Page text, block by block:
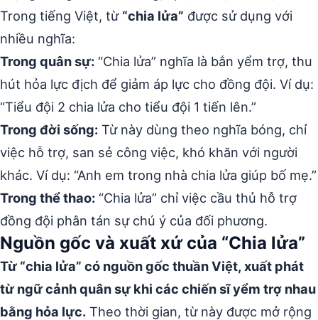
Trong tiếng Việt, từ “chia lửa” được sử dụng với
nhiều nghĩa:
Trong quân sự: “Chia lửa” nghĩa là bắn yểm trợ, thu
hút hỏa lực địch để giảm áp lực cho đồng đội. Ví dụ:
“Tiểu đội 2 chia lửa cho tiểu đội 1 tiến lên.”
Trong đời sống: Từ này dùng theo nghĩa bóng, chỉ
việc hỗ trợ, san sẻ công việc, khó khăn với người
khác. Ví dụ: “Anh em trong nhà chia lửa giúp bố mẹ.”
Trong thể thao: “Chia lửa” chỉ việc cầu thủ hỗ trợ
đồng đội phân tán sự chú ý của đối phương.
Nguồn gốc và xuất xứ của “Chia lửa”
Từ “chia lửa” có nguồn gốc thuần Việt, xuất phát
từ ngữ cảnh quân sự khi các chiến sĩ yểm trợ nhau
bằng hỏa lực. Theo thời gian, từ này được mở rộng